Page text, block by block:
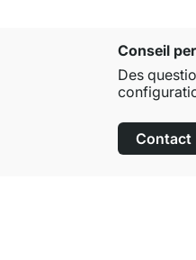
Conseil
Des
Contact